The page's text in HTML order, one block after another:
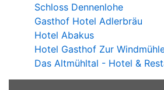
Schloss Dennenlohe
Gasthof Hotel Adlerbräu
Hotel Abakus
Hotel Gasthof Zur
Das Altmühltal - Hotel &